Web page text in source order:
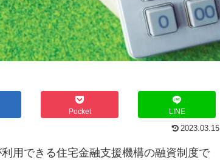
Pocket LINE
2023.03.15
用できる住宅金融支援機構の融資制度で